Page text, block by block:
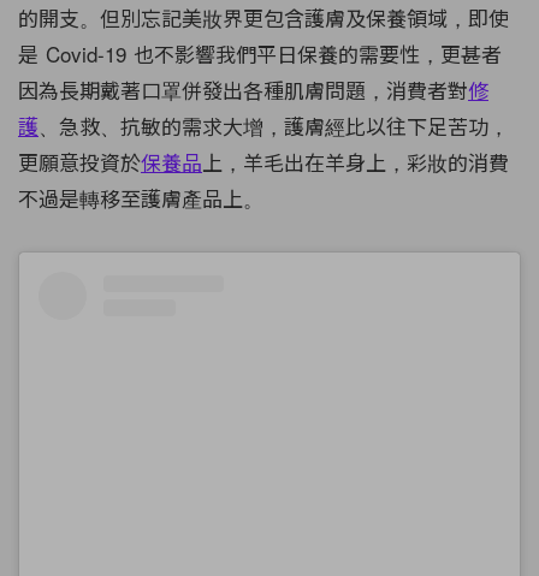
的開支。但別忘記美妝界更包含護膚及保養領域，即使
是 Covid-19 也不影響我們平日保養的需要性，更甚者
因為長期戴著口罩併發出各種肌膚問題，消費者對修
護 、急救、抗敏的需求大增，護膚經比以往下足苦功，
更願意投資於保養品 上，羊毛出在羊身上，彩妝的消費
不過是轉移至護膚產品上。